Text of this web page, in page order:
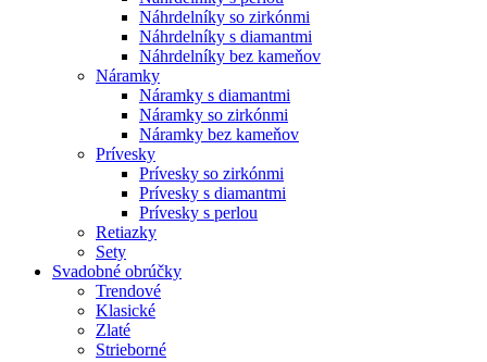
Náhrdelníky so zirkónmi
Náhrdelníky s diamantmi
Náhrdelníky bez kameňov
Náramky
Náramky s diamantmi
Náramky so zirkónmi
Náramky bez kameňov
Prívesky
Prívesky so zirkónmi
Prívesky s diamantmi
Prívesky s perlou
Retiazky
Sety
Svadobné obrúčky
Trendové
Klasické
Zlaté
Strieborné